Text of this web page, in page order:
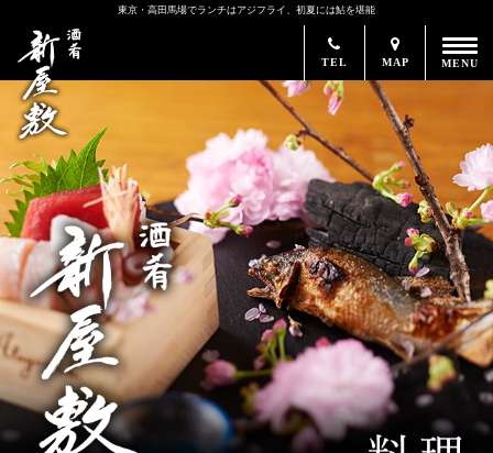
東京・高田馬場でランチはアジフライ、初夏には鮎を堪能
TEL MAP MENU